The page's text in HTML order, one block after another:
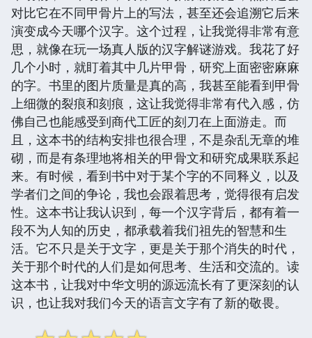
对比它在不同甲骨片上的写法，甚至还会追溯它后来
演变成今天哪个汉字。这个过程，让我觉得非常有意
思，就像在玩一场真人版的汉字解谜游戏。我花了好
几个小时，就盯着其中几片甲骨，研究上面密密麻麻
的字。书里的图片质量是真的高，我甚至能看到甲骨
上细微的裂痕和刻痕，这让我觉得非常有代入感，仿
佛自己也能感受到商代工匠的刻刀在上面游走。而
且，这本书的结构安排也很合理，不是杂乱无章的堆
砌，而是有条理地将相关的甲骨文和研究成果联系起
来。有时候，看到书中对于某个字的不同释义，以及
学者们之间的争论，我也会跟着思考，觉得很有启发
性。这本书让我认识到，每一个汉字背后，都有着一
段不为人知的历史，都承载着我们祖先的智慧和生
活。它不只是关于文字，更是关于那个消失的时代，
关于那个时代的人们是如何思考、生活和交流的。读
这本书，让我对中华文明的源远流长有了更深刻的认
识，也让我对我们今天的语言文字有了新的敬畏。